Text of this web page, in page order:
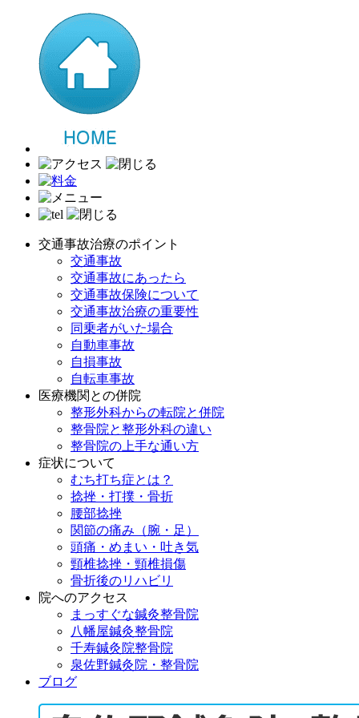
交通事故治療のポイント
交通事故
交通事故にあったら
交通事故保険について
交通事故治療の重要性
同乗者がいた場合
自動車事故
自損事故
自転車事故
医療機関との併院
整形外科からの転院と併院
整骨院と整形外科の違い
整骨院の上手な通い方
症状について
むち打ち症とは？
捻挫・打撲・骨折
腰部捻挫
関節の痛み（腕・足）
頭痛・めまい・吐き気
頸椎捻挫・頸椎損傷
骨折後のリハビリ
院へのアクセス
まっすぐな鍼灸整骨院
八幡屋鍼灸整骨院
千寿鍼灸院整骨院
泉佐野鍼灸院・整骨院
ブログ